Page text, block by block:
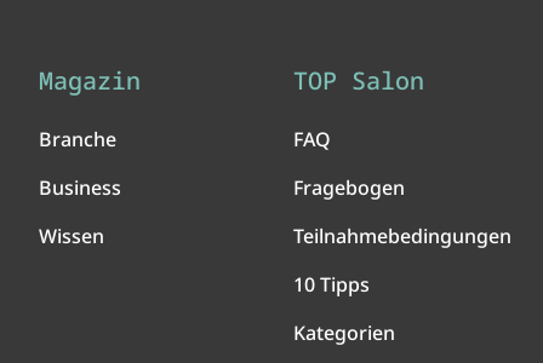
Magazin
Branche
Business
Wissen
TOP Salon
FAQ
Fragebogen
Teilnahmebedingungen
10 Tipps
Kategorien